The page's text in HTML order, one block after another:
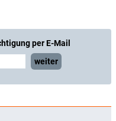
per E-Mail
weiter